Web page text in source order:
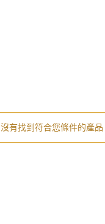
沒有找到符合您條件的產品